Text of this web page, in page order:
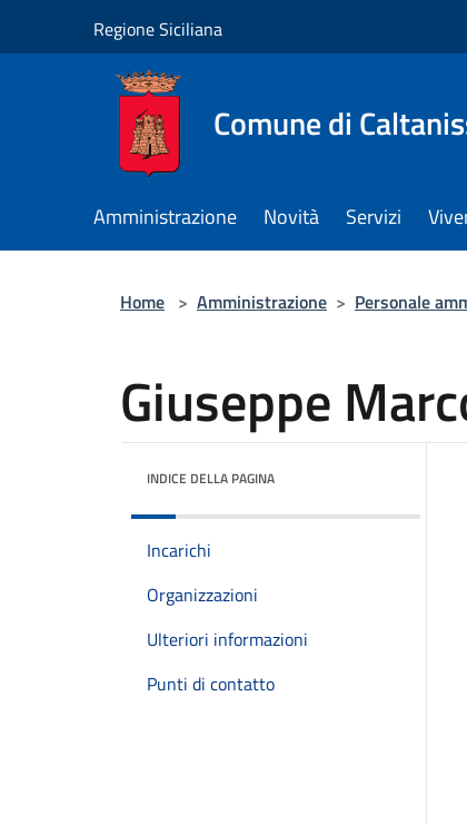
Regione Siciliana
Comune di
Amministrazione Novità Servizi
Home > Amministrazione > Personale
Giuseppe
INDICE DELLA PAGINA
Incarichi
Organizzazioni
Ulteriori informazioni
Punti di contatto